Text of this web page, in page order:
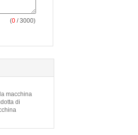
(0 / 3000)
macchina
di